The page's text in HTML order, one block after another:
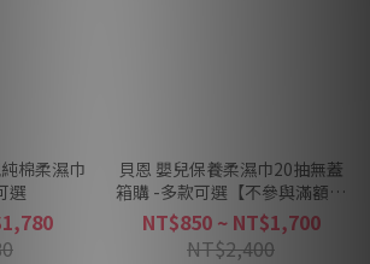
棉柔濕巾
選
貝恩 嬰兒保養柔濕巾20抽無蓋
箱購 -多款可選【不參與滿額贈
&購物金活動】
NT$850 ~ NT$1,700
NT$2,400